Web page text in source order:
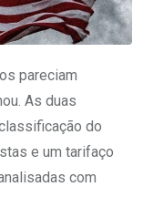
pareciam
As duas
do
e um tarifaço
com